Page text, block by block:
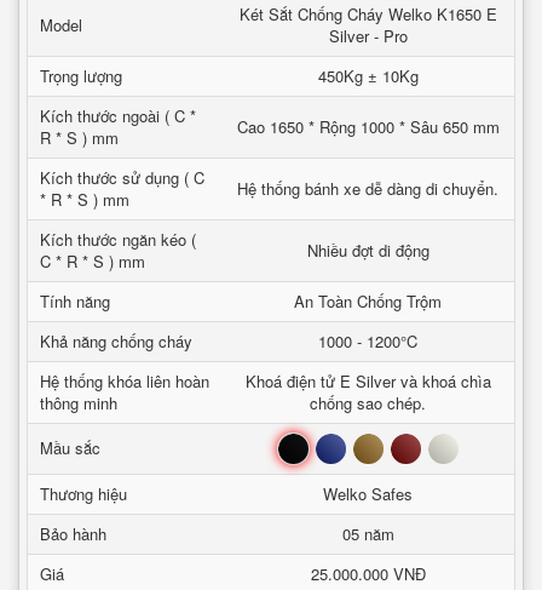
Model
Két Sắt Chống Cháy Welko K1650 E
Silver - Pro
Trọng lượng
450Kg ± 10Kg
Kích thước ngoài ( C *
R * S ) mm
Cao 1650 * Rộng 1000 * Sâu 650 mm
Kích thước sử dụng ( C
* R * S ) mm
Hệ thống bánh xe dễ dàng di chuyển.
Kích thước ngăn kéo (
C * R * S ) mm
Nhiều đợt di động
Tính năng
An Toàn Chống Trộm
Khả năng chống cháy
1000 - 1200°C
Hệ thống khóa liên hoàn
thông minh
Khoá điện tử E Silver và khoá chìa
chống sao chép.
Mầu sắc
Đen Xanh Nâu Đỏ Trắng
Thương hiệu
Welko Safes
Bảo hành
05 năm
Giá
25.000.000 VNĐ